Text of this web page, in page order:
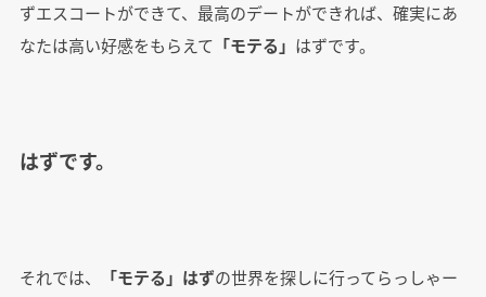
ずエスコートができて、最高のデートができれば、確実にあ
なたは高い好感をもらえて 「モテる」 はずです。
はずです。
それでは、 「モテる」はずの世界を探しに行ってらっしゃー